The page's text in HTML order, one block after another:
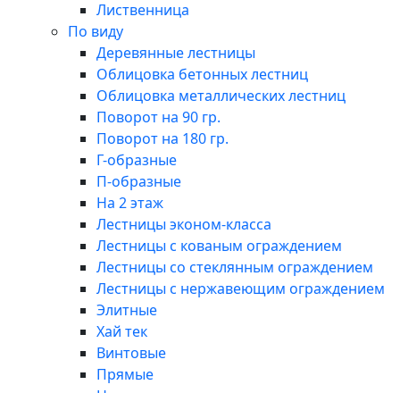
Лиственница
По виду
Деревянные лестницы
Облицовка бетонных лестниц
Облицовка металлических лестниц
Поворот на 90 гр.
Поворот на 180 гр.
Г-образные
П-образные
На 2 этаж
Лестницы эконом-класса
Лестницы с кованым ограждением
Лестницы со стеклянным ограждением
Лестницы с нержавеющим ограждением
Элитные
Хай тек
Винтовые
Прямые